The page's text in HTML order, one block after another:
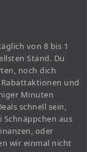
von 8 bis 1
Stand. Du
noch dich
und
Minuten
schnell sein,
aus
oder
wir einmal nicht